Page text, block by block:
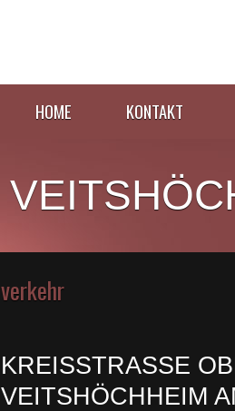
HOME KONTAKT
verkehr
KREISSTRASSE
EITSHÖCHHEIM